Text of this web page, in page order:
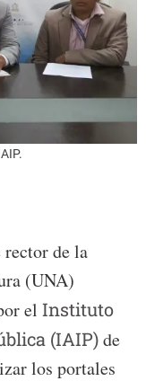
de la
(UNA)
el Instituto
(IAIP)de
los portales